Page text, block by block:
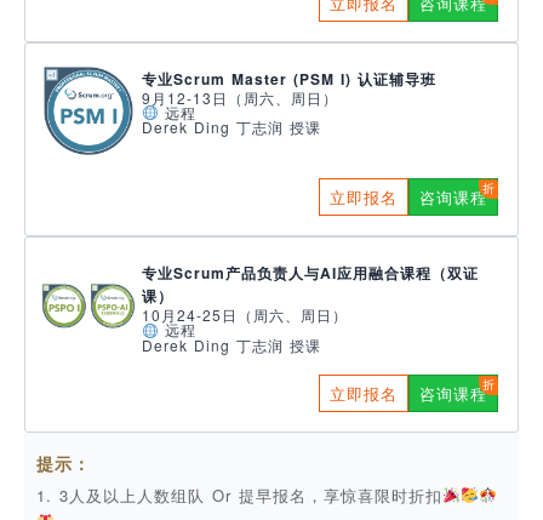
专业Scrum Master (PSM I) 认证辅导班
9月12-13日（周六、周日）
远程
Derek Ding 丁志润 授课
立即报名 咨询课程
专业Scrum产品负责人与AI应用融合课程（双证
课）
10月24-25日（周六、周日）
远程
Derek Ding 丁志润 授课
立即报名 咨询课程
提示：
1. 3人及以上人数组队 Or 提早报名，享惊喜限时折扣